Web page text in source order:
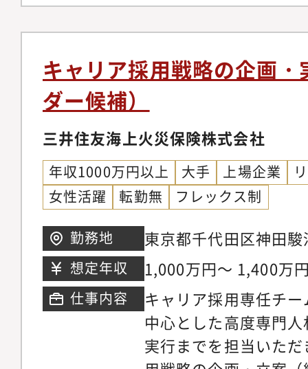
人材の採用目標達成
担っていただくこと
具体的な業務詳細・
ト・現場ヒアリング
及び新規作成・母集
画・推進・エージェ
ン・ダイレクトソー
やフォローアップ面
対応
キャリア採用戦略の企画
ダー候補）
三井住友海上火災保険株式会社
年収1000万円以上 大手 上場企業
女性活躍
転勤無 フレックス制
勤務地 東京都千代田区神田
想定年収 1,000万円～ 1,400万
仕事内容
キャリア採用専任チ
中心とした高度専門
実行までを担当いた